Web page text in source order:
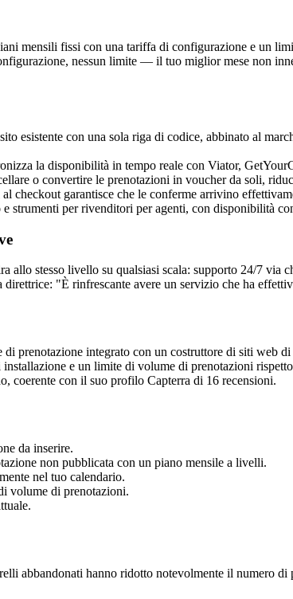
mensili fissi con una tariffa di configurazione e un
nessun limite — il tuo miglior mese non
esistente con una sola riga di codice, abbinato al
la disponibilità in tempo reale con Viator,
o convertire le prenotazioni in voucher da soli,
checkout garantisce che le conferme arrivino
per rivenditori per agenti, con disponibilità
stesso livello su qualsiasi scala: supporto 24/7 via
"È rinfrescante avere un servizio che ha
prenotazione integrato con un costruttore di siti web
e un limite di volume di prenotazioni
coerente con il suo profilo Capterra di 16 recensioni.
da inserire.
non pubblicata con un piano mensile a livelli.
nel tuo calendario.
volume di prenotazioni.
abbandonati hanno ridotto notevolmente il numero